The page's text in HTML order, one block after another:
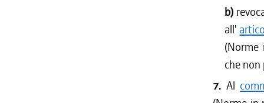
b)
all'
(Norme
che
7. Al